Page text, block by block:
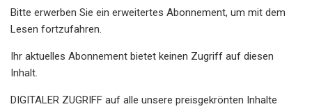
Bitte erwerben Sie ein erweitertes Abonnement, um mit dem
Lesen fortzufahren.
Ihr aktuelles Abonnement bietet keinen Zugriff auf diesen
Inhalt.
DIGITALER ZUGRIFF auf alle unsere preisgekrönten Inhalte